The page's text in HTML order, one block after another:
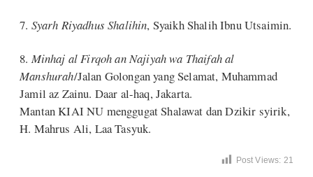
7. Syarh Riyadhus Shalihin, Syaikh Shalih Ibnu Utsaimin.
8. Minhaj al Firqoh an Najiyah wa Thaifah al
Manshurah/Jalan Golongan yang Selamat, Muhammad
Jamil az Zainu. Daar al-haq, Jakarta.
Mantan KIAI NU menggugat Shalawat dan Dzikir syirik,
H. Mahrus Ali, Laa Tasyuk.
Post Views: 21